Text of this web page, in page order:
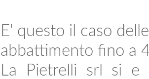
E' questo il caso
abbattimento fino a
La Pietrelli srl si e